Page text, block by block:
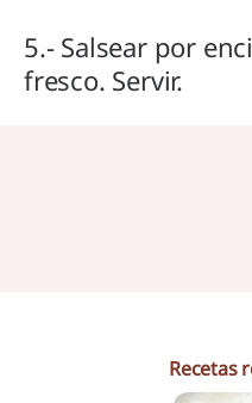
5.- Salsear por
fresco. Servir.
Recetas